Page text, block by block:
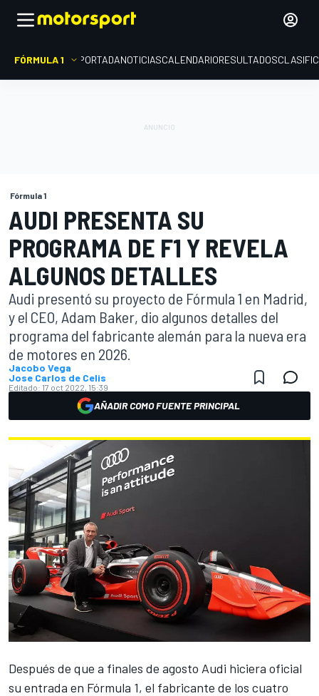
FÓRMULA 1 PORTADANOTICIASCALENDARIORESULTADOS
Fórmula 1
AUDI PRESENTA SU
PROGRAMA DE F1 Y REVELA
ALGUNOS DETALLES
Audi presentó su proyecto de Fórmula 1 en Madrid,
y el CEO, Adam Baker, dio algunos detalles del
programa del fabricante alemán para la nueva era
de motores en 2026.
Jacobo Vega
Jose Carlos de Celis
Editado: 17 oct 2022, 15:39
AÑADIR COMO FUENTE PRINCIPAL
Después de que a finales de agosto Audi hiciera oficial
su entrada en Fórmula 1, el fabricante de los cuatro